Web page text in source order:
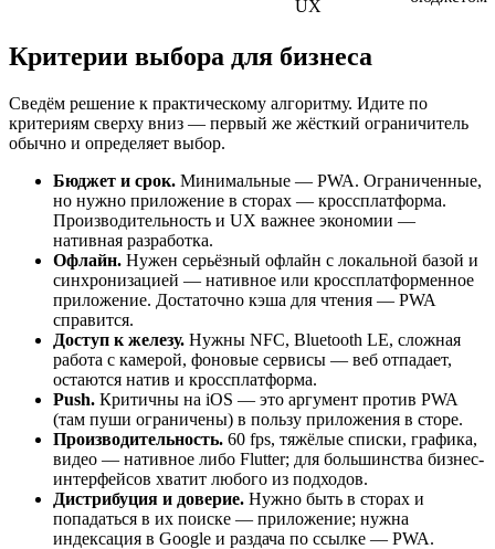
UX
Критерии выбора для бизнеса
Сведём решение к практическому алгоритму. Идите по
критериям сверху вниз — первый же жёсткий ограничитель
обычно и определяет выбор.
Бюджет и срок. Минимальные — PWA. Ограниченные,
но нужно приложение в сторах — кроссплатформа.
Производительность и UX важнее экономии —
нативная разработка.
Офлайн. Нужен серьёзный офлайн с локальной базой и
синхронизацией — нативное или кроссплатформенное
приложение. Достаточно кэша для чтения — PWA
справится.
Доступ к железу. Нужны NFC, Bluetooth LE, сложная
работа с камерой, фоновые сервисы — веб отпадает,
остаются натив и кроссплатформа.
Push. Критичны на iOS — это аргумент против PWA
(там пуши ограничены) в пользу приложения в сторе.
Производительность. 60 fps, тяжёлые списки, графика,
видео — нативное либо Flutter; для большинства бизнес-
интерфейсов хватит любого из подходов.
Дистрибуция и доверие. Нужно быть в сторах и
попадаться в их поиске — приложение; нужна
индексация в Google и раздача по ссылке — PWA.